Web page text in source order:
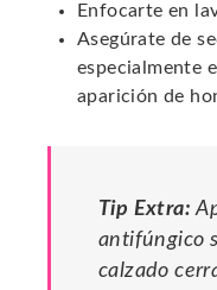
Enfocarte en
Asegúrate de
especialmente
aparición de
Tip Extra:
antifúngico
calzado